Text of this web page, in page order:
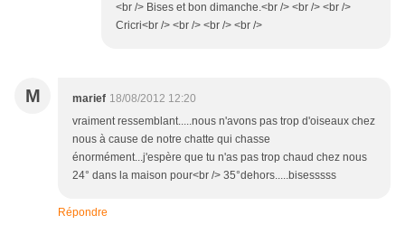
<br /> Bises et bon dimanche.<br /> <br /> <br />
Cricri<br /> <br /> <br /> <br />
M marief 18/08/2012 12:20
vraiment ressemblant.....nous n'avons pas trop d'oiseaux chez
nous à cause de notre chatte qui chasse
énormément...j'espère que tu n'as pas trop chaud chez nous
24° dans la maison pour<br /> 35°dehors.....bisesssss
Répondre